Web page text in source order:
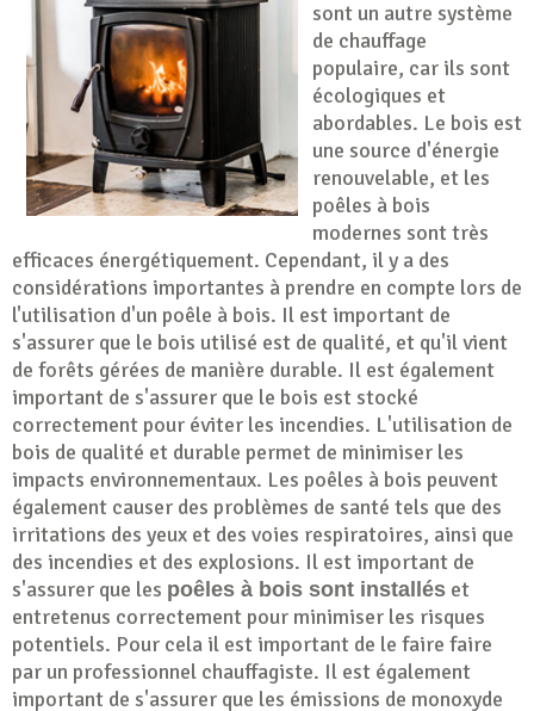
sont un autre système
de chauffage
populaire, car ils sont
écologiques et
abordables. Le bois est
une source d'énergie
renouvelable, et les
poêles à bois
modernes sont très
efficaces énergétiquement. Cependant, il y a des
considérations importantes à prendre en compte lors de
l'utilisation d'un poêle à bois. Il est important de
s'assurer que le bois utilisé est de qualité, et qu'il vient
de forêts gérées de manière durable. Il est également
important de s'assurer que le bois est stocké
correctement pour éviter les incendies. L'utilisation de
bois de qualité et durable permet de minimiser les
impacts environnementaux. Les poêles à bois peuvent
également causer des problèmes de santé tels que des
irritations des yeux et des voies respiratoires, ainsi que
des incendies et des explosions. Il est important de
s'assurer que les poêles à bois sont installés et
entretenus correctement pour minimiser les risques
potentiels. Pour cela il est important de le faire faire
par un professionnel chauffagiste. Il est également
important de s'assurer que les émissions de monoxyde